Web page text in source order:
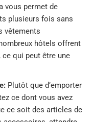
vous permet de
plusieurs fois sans
vêtements
hôtels offrent
qui peut être une
Plutôt que d’emporter
ce dont vous avez
ce soit des articles de